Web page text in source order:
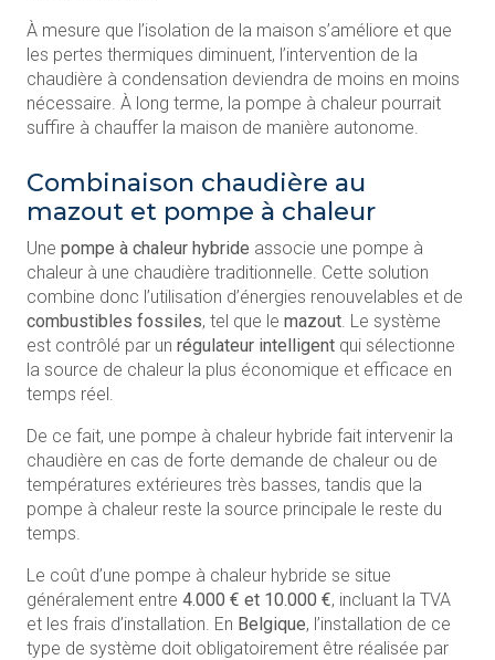
À mesure que l’isolation de la maison s’améliore et que
les pertes thermiques diminuent, l’intervention de la
chaudière à condensation deviendra de moins en moins
nécessaire. À long terme, la pompe à chaleur pourrait
suffire à chauffer la maison de manière autonome.
Combinaison chaudière au
mazout et pompe à chaleur
Une pompe à chaleur hybride associe une pompe à
chaleur à une chaudière traditionnelle. Cette solution
combine donc l’utilisation d’énergies renouvelables et de
combustibles fossiles, tel que le mazout . Le système
est contrôlé par un régulateur intelligent qui sélectionne
la source de chaleur la plus économique et efficace en
temps réel.
De ce fait, une pompe à chaleur hybride fait intervenir la
chaudière en cas de forte demande de chaleur ou de
températures extérieures très basses, tandis que la
pompe à chaleur reste la source principale le reste du
temps.
Le coût d’une pompe à chaleur hybride se situe
généralement entre 4.000 € et 10.000 €, incluant la TVA
et les frais d’installation. En Belgique, l’installation de ce
type de système doit obligatoirement être réalisée par